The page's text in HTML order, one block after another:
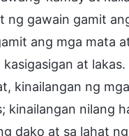
ng gawain gamit
ang mga mata
at lakas.
kinailangan ng
kinailangan nilang
dako at sa lahat